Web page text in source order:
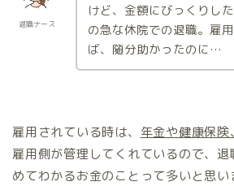
退職ナース
けど、金額にびっくりし
の急な休院での退職。雇
ば、随分助かったのに…
雇用されている時は、 年金や健康保険
雇用側が管理してくれているので、
めてわかるお金のことって多いと思い